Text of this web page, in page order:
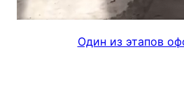
Один из этапов